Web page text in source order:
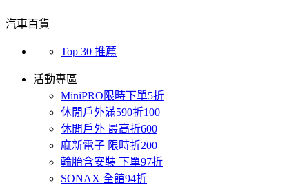
汽車百貨
Top 30 推薦
活動專區
MiniPRO限時下單5折
休閒戶外滿590折100
休閒戶外 最高折600
麻新電子 限時折200
輪胎含安裝 下單97折
SONAX 全館94折